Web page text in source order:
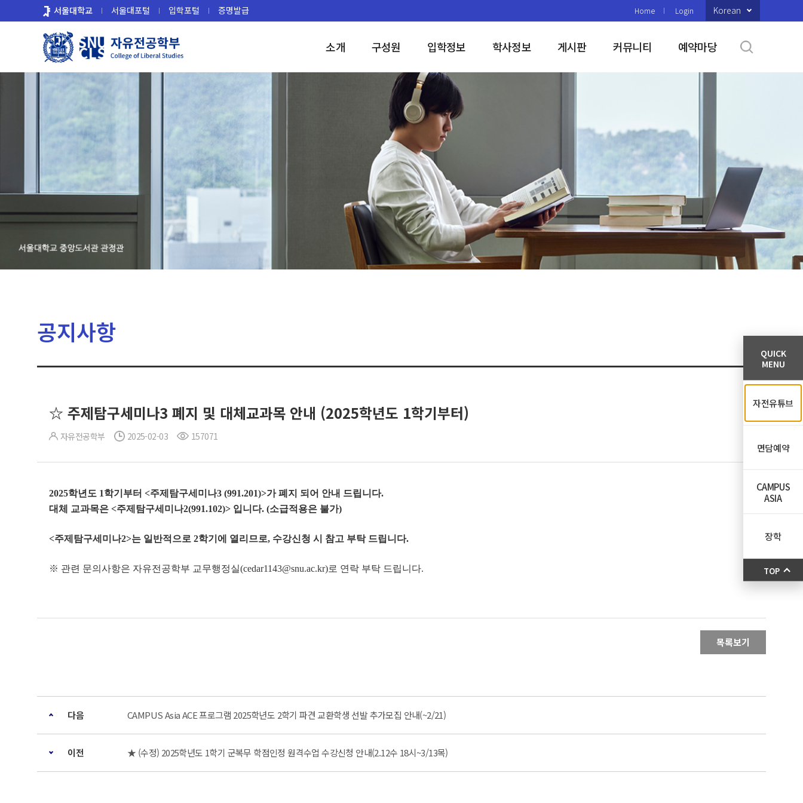
로
서울대학교 서울대포털 입학포털 증명발급 Home Login Korean
소개 구성원 입학정보 학사정보 게시판 커뮤니티 예약마당
공지사항
☆ 주제탐구세미나3 폐지 및 대체교과목 안내 (2025학년도 1학기부터)
자유전공학부 2025-02-03 157071
2025학년도 1학기부터 <주제탐구세미나3 (991.201)>가 폐지 되어 안내 드립니다.
대체 교과목은 <주제탐구세미나2(991.102)> 입니다. (소급적용은 불가)
<주제탐구세미나2>는 일반적으로 2학기에 열리므로, 수강신청 시 참고 부탁 드립니다.
※ 관련 문의사항은 자유전공학부 교무행정실(cedar1143@snu.ac.kr)로 연락 부탁 드립니다.
목록보기
다음 CAMPUS Asia ACE 프로그램 2025학년도 2학기 파견 교환학생 선발 추가모집 안내(~2/21)
이전 ★ (수정) 2025학년도 1학기 군복무 학점인정 원격수업 수강신청 안내(2.12수 18시~3/13목)
QUICK
MENU
자전유튜브
면담예약
CAMPUS
ASIA
장학
TOP